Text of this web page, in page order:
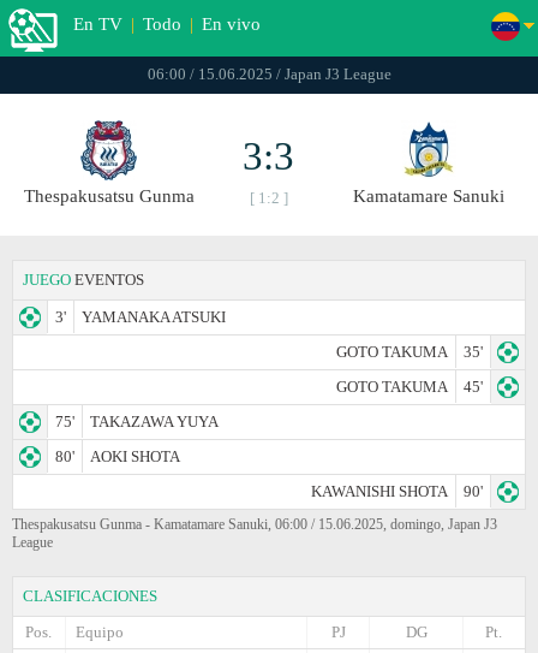
En TV | Todo | En vivo
06:00 / 15.06.2025 / Japan J3 League
Thespakusatsu Gunma
3:3
[ 1:2 ] Kamatamare Sanuki
JUEGO EVENTOS
3'
YAMANAKA ATSUKI
GOTO TAKUMA
35'
GOTO TAKUMA
45'
75'
TAKAZAWA YUYA
80'
AOKI SHOTA
KAWANISHI SHOTA
90'
Thespakusatsu Gunma - Kamatamare Sanuki, 06:00 / 15.06.2025, domingo, Japan J3
League
CLASIFICACIONES
Pos.
Equipo Pt.
DG
PJ